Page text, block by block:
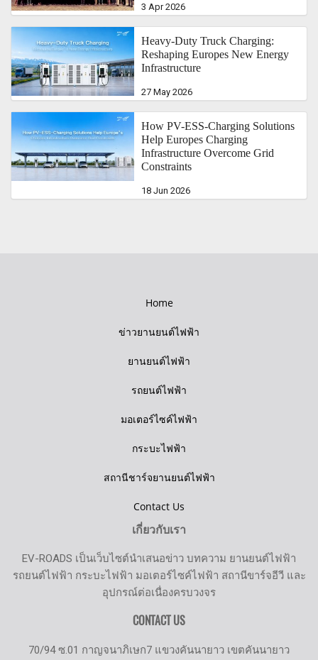
3 Apr 2026
Heavy-Duty Truck Charging:
Reshaping Europes New Energy
Infrastructure
27 May 2026
How PV-ESS-Charging Solutions
Help Europes Charging
Infrastructure Overcome Grid
Constraints
18 Jun 2026
Home
ข่าวยานยนต์ไฟฟ้า
ยานยนต์ไฟฟ้า
รถยนต์ไฟฟ้า
มอเตอร์ไซค์ไฟฟ้า
กระบะไฟฟ้า
สถานีชาร์จยานยนต์ไฟฟ้า
Contact Us
เกี่ยวกับเรา
EV-ROADS เป็นเว็บไซต์นำเสนอข่าว บทความ ยานยนต์ไฟฟ้า
รถยนต์ไฟฟ้า กระบะไฟฟ้า มอเตอร์ไซค์ไฟฟ้า สถานีขาร์จอีวี และ
อุปกรณ์ต่อเนื่องครบวงจร
CONTACT US
70/94 ซ.01 กาญจนาภิเษก7 แขวงคันนายาว เขตคันนายาว